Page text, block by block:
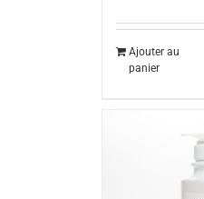
Ajouter au
panier